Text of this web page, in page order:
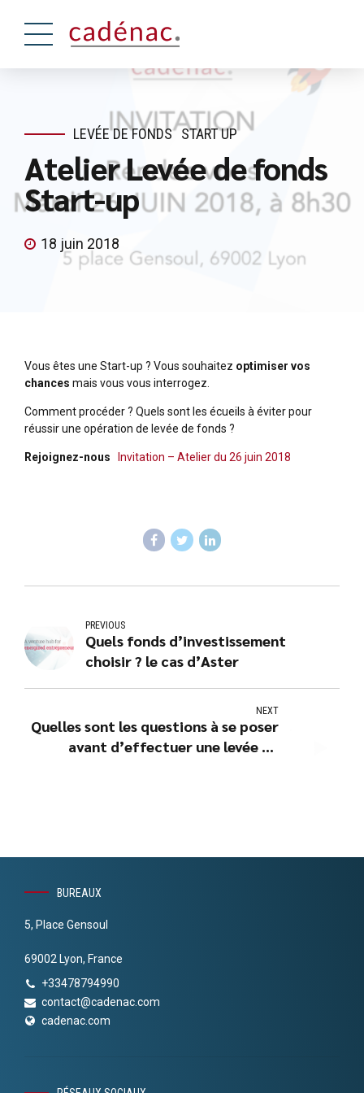
LEVÉE DE FONDS START UP
Atelier Levée de fonds
Start-up
18 juin 2018
Vous êtes une Start-up ? Vous souhaitez optimiser vos
chances mais vous vous interrogez.
Comment procéder ? Quels sont les écueils à éviter pour
réussir une opération de levée de fonds ?
Rejoignez-nous Invitation – Atelier du 26 juin 2018
PREVIOUS
Quels fonds d’investissement
choisir ? le cas d’Aster
NEXT
Quelles sont les questions à se poser
avant d’effectuer une levée de
BUREAUX
5, Place Gensoul
69002 Lyon, France
+33478794990
contact@cadenac.com
cadenac.com